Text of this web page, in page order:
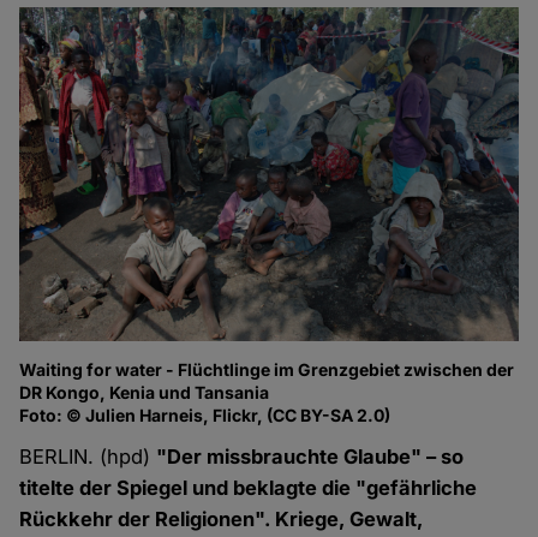
Waiting for water - Flüchtlinge im Grenzgebiet zwischen der
DR Kongo, Kenia und Tansania
Foto: © Julien Harneis, Flickr, (CC BY-SA 2.0)
BERLIN. (hpd) "Der missbrauchte Glaube" – so
titelte der Spiegel und beklagte die "gefährliche
Rückkehr der Religionen". Kriege, Gewalt,